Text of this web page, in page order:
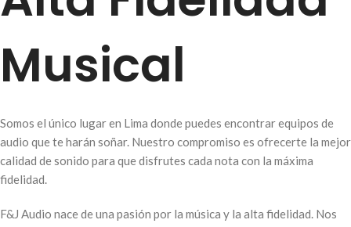
Musical
Somos el único lugar en Lima donde puedes encontrar equipos de
audio que te harán soñar. Nuestro compromiso es ofrecerte la mejor
calidad de sonido para que disfrutes cada nota con la máxima
fidelidad.
F&J Audio nace de una pasión por la música y la alta fidelidad. Nos